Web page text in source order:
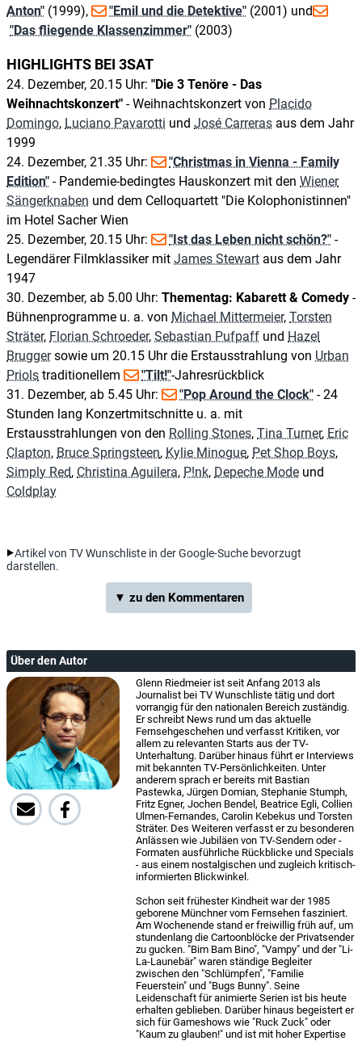
Anton" (1999), "Emil und die Detektive" (2001) und
"Das fliegende Klassenzimmer" (2003)
HIGHLIGHTS BEI 3SAT
24. Dezember, 20.15 Uhr: "Die 3 Tenöre - Das
Weihnachtskonzert" - Weihnachtskonzert von Placido
Domingo, Luciano Pavarotti und José Carreras aus dem Jahr
1999
24. Dezember, 21.35 Uhr:
"Christmas in Vienna - Family
Edition" - Pandemie-bedingtes Hauskonzert mit den Wiener
Sängerknaben und dem Celloquartett "Die Kolophonistinnen"
im Hotel Sacher Wien
25. Dezember, 20.15 Uhr:
"Ist das Leben nicht schön?" -
Legendärer Filmklassiker mit James Stewart aus dem Jahr
1947
30. Dezember, ab 5.00 Uhr: Thementag: Kabarett & Comedy -
Bühnenprogramme u. a. von Michael Mittermeier, Torsten
Sträter, Florian Schroeder, Sebastian Pufpaff und Hazel
Bruggersowie um 20.15 Uhr die Erstausstrahlung von Urban
Priols traditionellem "Tilt!"-Jahresrückblick
31. Dezember, ab 5.45 Uhr:
"Pop Around the Clock" - 24
Stunden lang Konzertmitschnitte u. a. mit
Erstausstrahlungen von den Rolling Stones, Tina Turner, Eric
Clapton, Bruce Springsteen, Kylie Minogue, Pet Shop Boys,
Simply Red, Christina Aguilera, P!nk, Depeche Mode und
Coldplay
Artikel von TV Wunschliste in der Google-Suche bevorzugt
darstellen.
▼ zu den Kommentaren
Über den Autor
Glenn Riedmeier ist seit Anfang 2013 als
Journalist bei TV Wunschliste tätig und dort
vorrangig für den nationalen Bereich zuständig.
Er schreibt News rund um das aktuelle
Fernsehgeschehen und verfasst Kritiken, vor
allem zu relevanten Starts aus der TV-
Unterhaltung. Darüber hinaus führt er Interviews
mit bekannten TV-Persönlichkeiten. Unter
anderem sprach er bereits mit Bastian
Pastewka, Jürgen Domian, Stephanie Stumph,
Fritz Egner, Jochen Bendel, Beatrice Egli, Collien
Ulmen-Fernandes, Carolin Kebekus und Torsten
Sträter. Des Weiteren verfasst er zu besonderen
Anlässen wie Jubiläen von TV-Sendern oder -
Formaten ausführliche Rückblicke und Specials
- aus einem nostalgischen und zugleich kritisch-
informierten Blickwinkel.
Schon seit frühester Kindheit war der 1985
geborene Münchner vom Fernsehen fasziniert.
Am Wochenende stand er freiwillig früh auf, um
stundenlang die Cartoonblöcke der Privatsender
zu gucken. "Bim Bam Bino", "Vampy" und der "Li-
La-Launebär" waren ständige Begleiter
zwischen den "Schlümpfen", "Familie
Feuerstein" und "Bugs Bunny". Seine
Leidenschaft für animierte Serien ist bis heute
erhalten geblieben. Darüber hinaus begeistert er
sich für Gameshows wie "Ruck Zuck" oder
"Kaum zu glauben!" und ist mit hoher Expertise